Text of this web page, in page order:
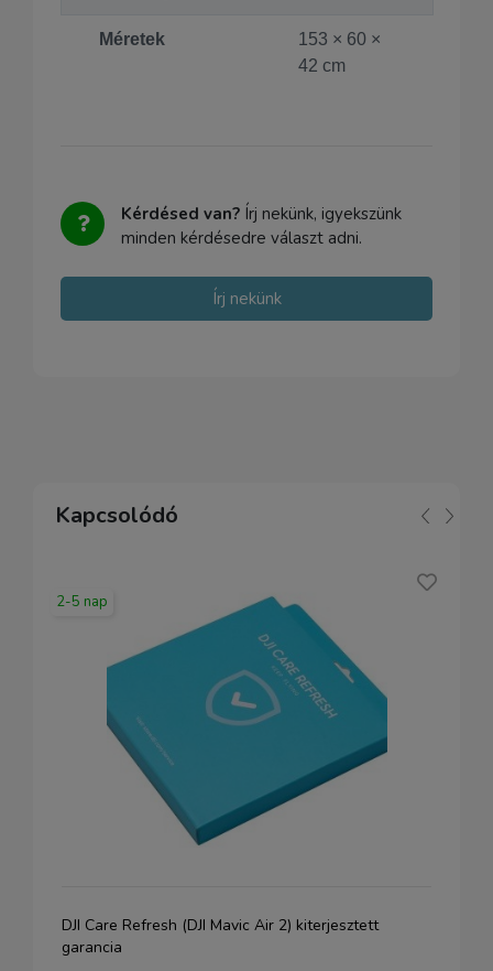
Méretek
153 × 60 ×
42 cm
Kérdésed van? Írj nekünk, igyekszünk
minden kérdésedre választ adni.
Írj nekünk
Kapcsolódó
2-5 nap
DJI Care Refresh (DJI Mavic Air 2) kiterjesztett
garancia